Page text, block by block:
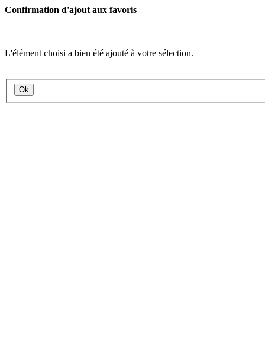
Confirmation d'ajout aux favoris
L'élément choisi a bien été ajouté à votre sélection.